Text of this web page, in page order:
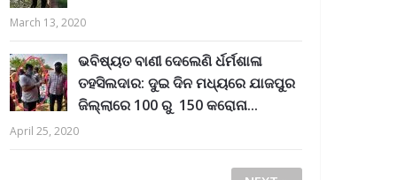
March 13, 2020
ଭବିଷ୍ୟତ ବାଣୀ ଦେଲେଣି ର୍ଧର୍ମଶାଳା
ତହସିଲଦାର: ଦୁଇ ଦିନ ମଧ୍ୟରେ ଯାଜପୁର
ଜିଲ୍ଲାରେ 100 ରୁ 150 କରୋନା...
April 25, 2020